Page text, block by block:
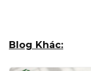
Blog Khác: